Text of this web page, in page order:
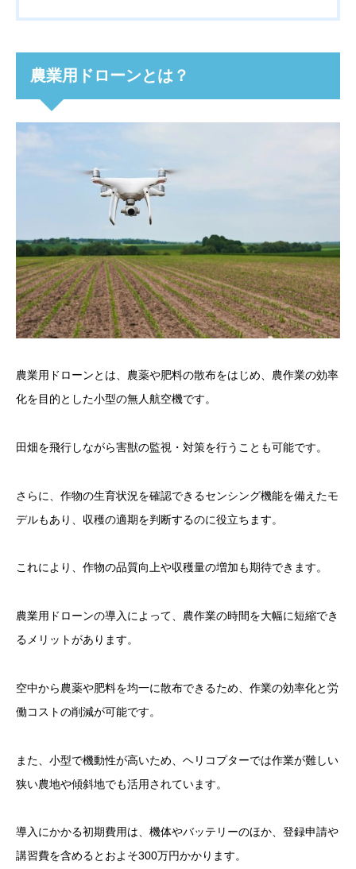
農業用ドローンとは？
農業用ドローンとは、農薬や肥料の散布をはじめ、農作業の効率
化を目的とした小型の無人航空機です。
田畑を飛行しながら害獣の監視・対策を行うことも可能です。
さらに、作物の生育状況を確認できるセンシング機能を備えたモ
デルもあり、収穫の適期を判断するのに役立ちます。
これにより、作物の品質向上や収穫量の増加も期待できます。
農業用ドローンの導入によって、農作業の時間を大幅に短縮でき
るメリットがあります。
空中から農薬や肥料を均一に散布できるため、作業の効率化と労
働コストの削減が可能です。
また、小型で機動性が高いため、ヘリコプターでは作業が難しい
狭い農地や傾斜地でも活用されています。
導入にかかる初期費用は、機体やバッテリーのほか、登録申請や
講習費を含めるとおよそ300万円かかります。